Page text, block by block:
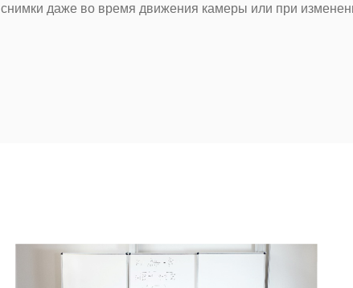
снимки даже во время движения камеры или при